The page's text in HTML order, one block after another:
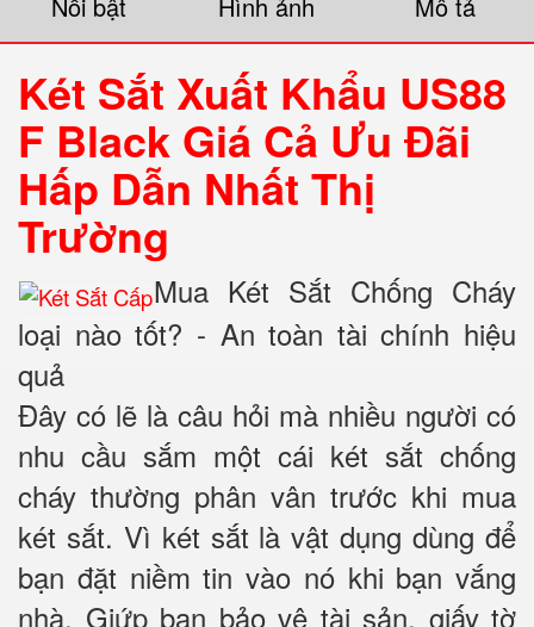
Két Sắt Xuất Khẩu US88
F Black Giá Cả Ưu Đãi
Hấp Dẫn Nhất Thị
Trường
Mua Két Sắt Chống Cháy
loại nào tốt? - An toàn tài chính hiệu
quả
Đây có lẽ là câu hỏi mà nhiều người có
nhu cầu sắm một cái két sắt chống
cháy thường phân vân trước khi mua
két sắt. Vì két sắt là vật dụng dùng để
bạn đặt niềm tin vào nó khi bạn vắng
nhà. Giứp bạn bảo vệ tài sản, giấy tờ